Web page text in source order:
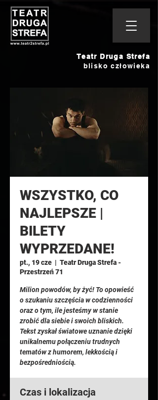
Teatr Druga Strefa
blisko człowieka
WSZYSTKO, CO
NAJLEPSZE |
BILETY
WYPRZEDANE!
pt., 19 cze
  |
Teatr Druga Strefa -
Przestrzeń 71
Milion powodów, by żyć! To opowieść
o szukaniu szczęścia w codzienności
oraz o tym, ile jesteśmy w stanie
zrobić dla siebie i swoich bliskich.
Tekst zyskał światowe uznanie dzięki
unikalnemu połączeniu trudnych
tematów z humorem, lekkością i
bezpośredniością.
Czas i lokalizacja